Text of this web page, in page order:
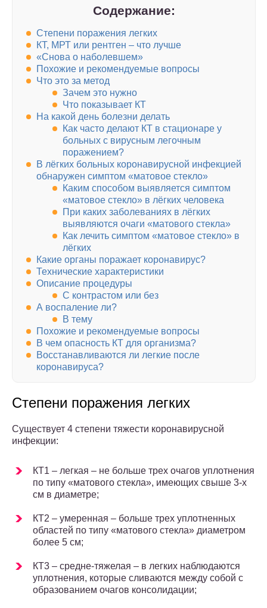
Содержание:
Степени поражения легких
КТ, МРТ или рентген – что лучше
«Снова о наболевшем»
Похожие и рекомендуемые вопросы
Что это за метод
Зачем это нужно
Что показывает КТ
На какой день болезни делать
Как часто делают КТ в стационаре у
больных с вирусным легочным
поражением?
В лёгких больных коронавирусной инфекцией
обнаружен симптом «матовое стекло»
Каким способом выявляется симптом
«матовое стекло» в лёгких человека
При каких заболеваниях в лёгких
выявляются очаги «матового стекла»
Как лечить симптом «матовое стекло» в
лёгких
Какие органы поражает коронавирус?
Технические характеристики
Описание процедуры
С контрастом или без
А воспаление ли?
В тему
Похожие и рекомендуемые вопросы
В чем опасность КТ для организма?
Восстанавливаются ли легкие после
коронавируса?
Степени поражения легких
Существует 4 степени тяжести коронавирусной
инфекции:
КТ1 – легкая – не больше трех очагов уплотнения
по типу «матового стекла», имеющих свыше 3-х
см в диаметре;
КТ2 – умеренная – больше трех уплотненных
областей по типу «матового стекла» диаметром
более 5 см;
КТ3 – средне-тяжелая – в легких наблюдаются
уплотнения, которые сливаются между собой с
образованием очагов консолидации;